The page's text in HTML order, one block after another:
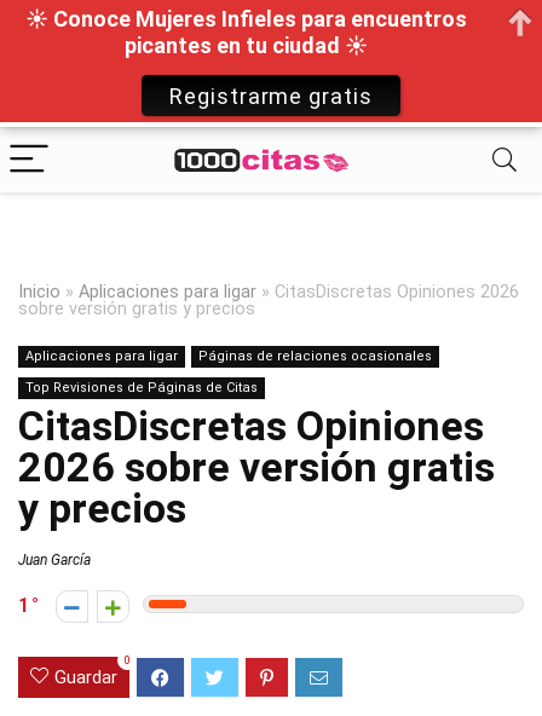
Inicio » Aplicaciones para ligar » CitasDiscretas Opiniones 2026
sobre versión gratis y precios
Aplicaciones para ligar
Páginas de relaciones ocasionales
Top Revisiones de Páginas de Citas
CitasDiscretas Opiniones
2026 sobre versión gratis
y precios
Juan García
1
Guardar
0
☀ Conoce Mujeres Infieles para encuentros
picantes en tu ciudad ☀
Registrarme gratis